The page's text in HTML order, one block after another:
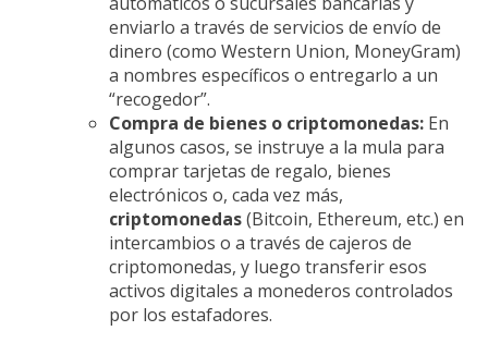
enviarlo a través de servicios de envío de
dinero (como Western Union, MoneyGram)
a nombres específicos o entregarlo a un
“recogedor”.
Compra de bienes o criptomonedas: En
algunos casos, se instruye a la mula para
comprar tarjetas de regalo, bienes
electrónicos o, cada vez más,
criptomonedas(Bitcoin, Ethereum, etc.) en
intercambios o a través de cajeros de
criptomonedas, y luego transferir esos
activos digitales a monederos controlados
por los estafadores.